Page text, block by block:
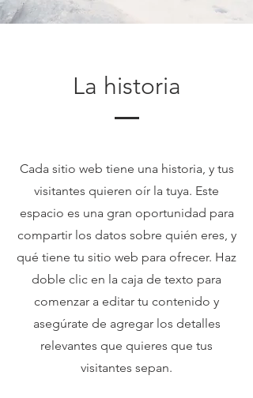
La historia
Cada sitio web tiene una historia, y tus
visitantes quieren oír la tuya. Este
espacio es una gran oportunidad para
compartir los datos sobre quién eres, y
qué tiene tu sitio web para ofrecer. Haz
doble clic en la caja de texto para
comenzar a editar tu contenido y
asegúrate de agregar los detalles
relevantes que quieres que tus
visitantes sepan.